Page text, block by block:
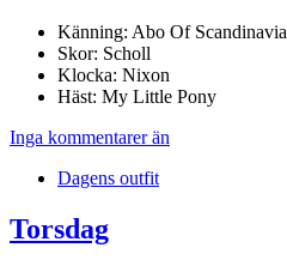
Känning: Abo Of Scandinavia
Skor: Scholl
Klocka: Nixon
Häst: My Little Pony
Inga kommentarer än
Dagens outfit
Torsdag